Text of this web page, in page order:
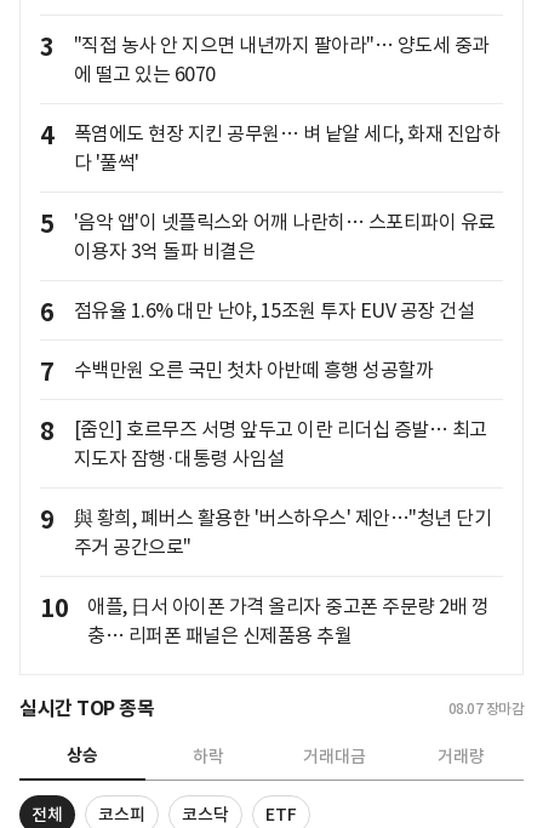
3
"직접 농사 안 지으면 내년까지 팔아라"… 양도세 중과
에 떨고 있는 6070
4
폭염에도 현장 지킨 공무원… 벼 낱알 세다, 화재 진압하
다 '풀썩'
5
'음악 앱'이 넷플릭스와 어깨 나란히… 스포티파이 유료
이용자 3억 돌파 비결은
6 점유율 1.6% 대만 난야, 15조원 투자 EUV 공장 건설
7 수백만원 오른 국민 첫차 아반떼 흥행 성공할까
8
[줌인] 호르무즈 서명 앞두고 이란 리더십 증발… 최고
지도자 잠행·대통령 사임설
9
與 황희, 폐버스 활용한 '버스하우스' 제안…"청년 단기
주거 공간으로"
10
애플, 日서 아이폰 가격 올리자 중고폰 주문량 2배 껑
충… 리퍼폰 패널은 신제품용 추월
실시간 TOP 종목 08.07 장마감
상승 하락 거래대금 거래량
전체 코스피 코스닥 ETF